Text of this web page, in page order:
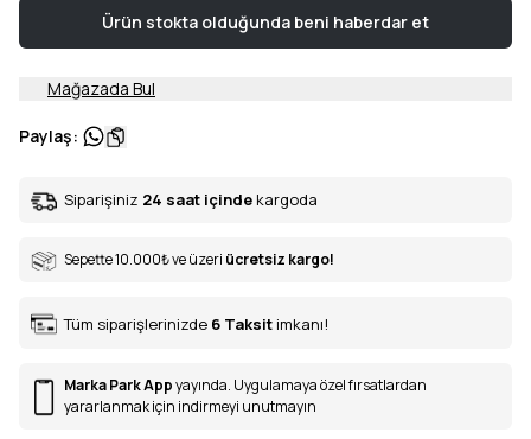
Ürün stokta olduğunda beni haberdar et
Mağazada Bul
Paylaş:
Siparişiniz 24 saat içinde kargoda
Sepette 10.000₺ve üzeri ücretsiz kargo!
Tüm siparişlerinizde 6 Taksit imkanı!
Marka Park Appyayında. Uygulamaya özel fırsatlardan
yararlanmak için indirmeyi unutmayın